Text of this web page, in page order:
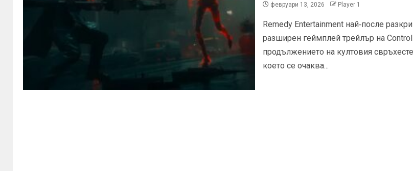
февруари 13, 2026 Player 1
Remedy Entertainment най‑после
разширен геймплей трейлър на
продължението на култовия
което се очаква...